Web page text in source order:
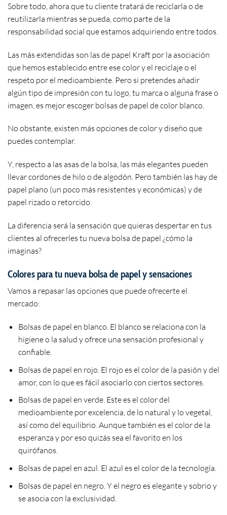
Sobre todo, ahora que tu cliente tratará de reciclarla o de
reutilizarla mientras se pueda, como parte de la
responsabilidad social que estamos adquiriendo entre todos.
Las más extendidas son las de papel Kraft por la asociación
que hemos establecido entre ese color y el reciclaje o el
respeto por el medioambiente. Pero si pretendes añadir
algún tipo de impresión con tu logo, tu marca o alguna frase o
imagen, es mejor escoger bolsas de papel de color blanco.
No obstante, existen más opciones de color y diseño que
puedes contemplar.
Y, respecto a las asas de la bolsa, las más elegantes pueden
llevar cordones de hilo o de algodón. Pero también las hay de
papel plano (un poco más resistentes y económicas) y de
papel rizado o retorcido.
La diferencia será la sensación que quieras despertar en tus
clientes al ofrecerles tu nueva bolsa de papel ¿cómo la
imaginas?
Colores para tu nueva bolsa de papel y sensaciones
Vamos a repasar las opciones que puede ofrecerte el
mercado:
Bolsas de papel en blanco. El blanco se relaciona con la
higiene o la salud y ofrece una sensación profesional y
confiable.
Bolsas de papel en rojo. El rojo es el color de la pasión y del
amor, con lo que es fácil asociarlo con ciertos sectores.
Bolsas de papel en verde. Este es el color del
medioambiente por excelencia, de lo natural y lo vegetal,
así como del equilibrio. Aunque también es el color de la
esperanza y por eso quizás sea el favorito en los
quirófanos.
Bolsas de papel en azul. El azul es el color de la tecnología.
Bolsas de papel en negro. Y el negro es elegante y sobrio y
se asocia con la exclusividad.